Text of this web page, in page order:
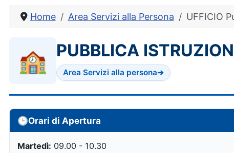
Home Area Servizi alla Persona UFFICIO
🏫 PUBBLICA
Area Servizi alla persona➔
🕒Orari di Apertura
Martedì: 09.00 - 10.30